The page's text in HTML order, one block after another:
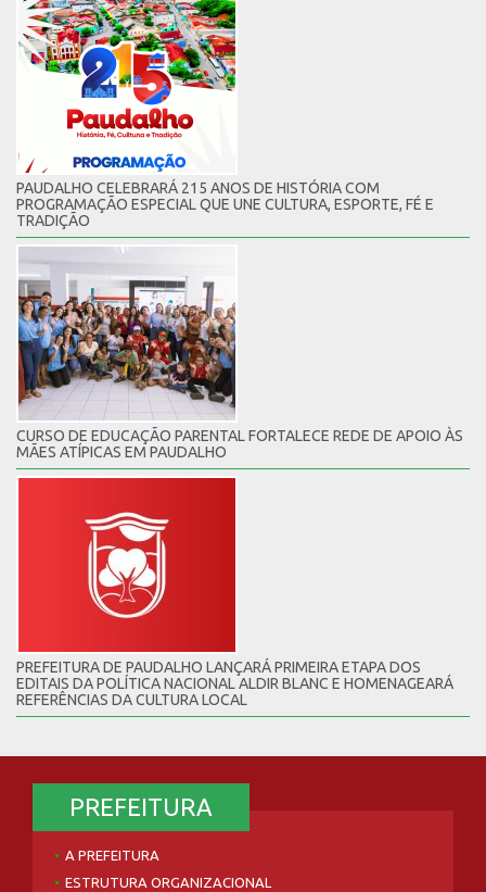
PAUDALHO CELEBRARÁ 215 ANOS DE HISTÓRIA COM
PROGRAMAÇÃO ESPECIAL QUE UNE CULTURA, ESPORTE, FÉ E
TRADIÇÃO
CURSO DE EDUCAÇÃO PARENTAL FORTALECE REDE DE APOIO ÀS
MÃES ATÍPICAS EM PAUDALHO
PREFEITURA DE PAUDALHO LANÇARÁ PRIMEIRA ETAPA DOS
EDITAIS DA POLÍTICA NACIONAL ALDIR BLANC E HOMENAGEARÁ
REFERÊNCIAS DA CULTURA LOCAL
PREFEITURA
A PREFEITURA
ESTRUTURA ORGANIZACIONAL